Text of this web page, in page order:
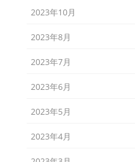
2023年10月
2023年8月
2023年7月
2023年6月
2023年5月
2023年4月